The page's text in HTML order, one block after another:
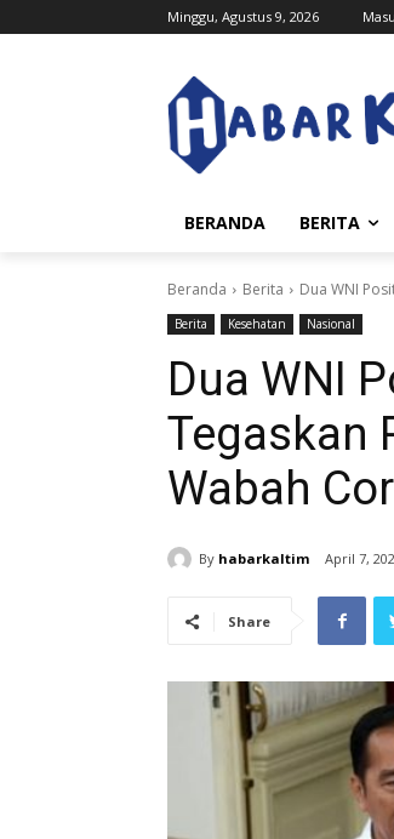
Minggu, Agustus 9, 2026
BERANDA BERITA
Beranda Berita Dua WNI
Berita Kesehatan Nasional
Dua WNI
Tegaskan
Wabah
By habarkaltim April 7,
Share